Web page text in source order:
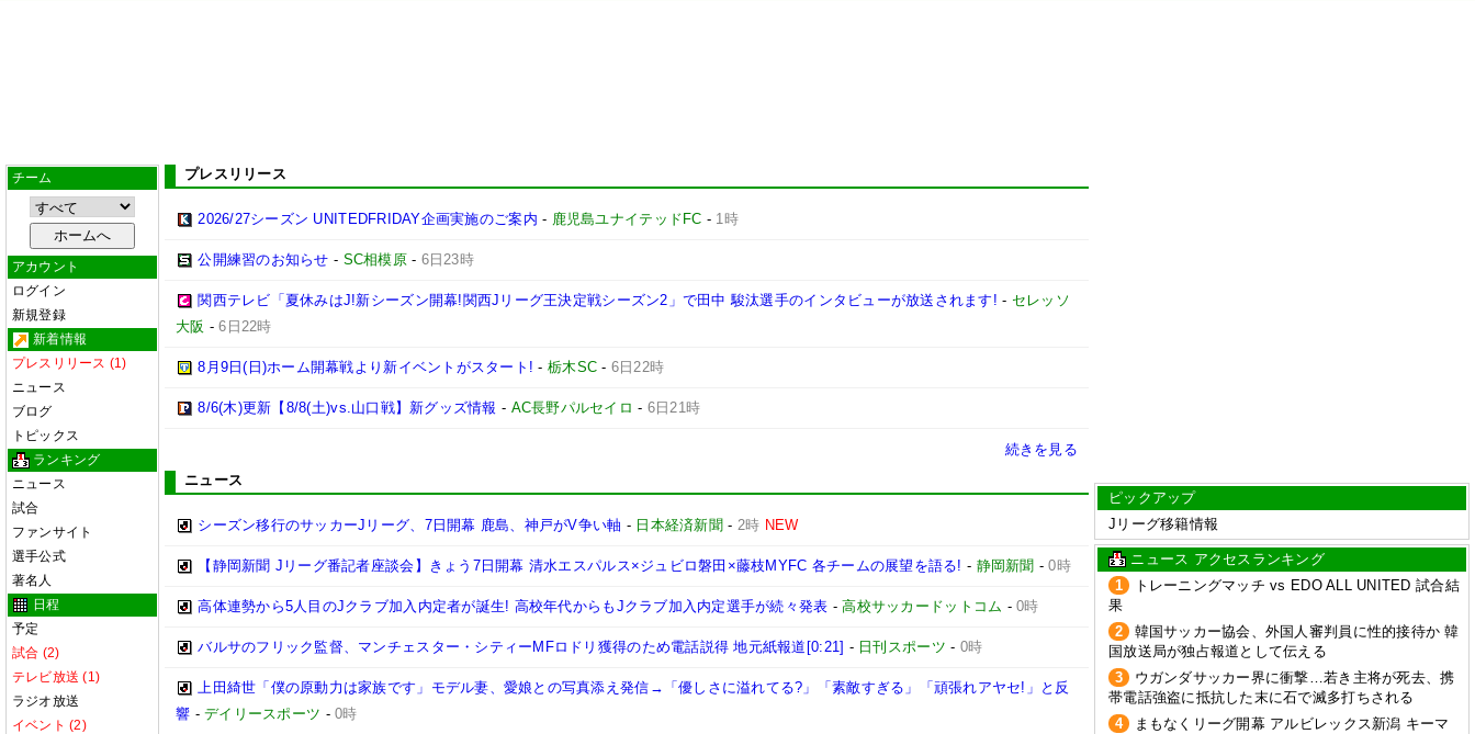
チーム
アカウント
ログイン
新規登録
新着情報
プレスリリース (1)
ニュース
ブログ
トピックス
ランキング
ニュース
試合
ファンサイト
選手公式
著名人
日程
予定
試合 (2)
テレビ放送 (1)
ラジオ放送
イベント (2)
プレスリリース
2026/27シーズン UNITEDFRIDAY企画実施のご案内 - 鹿児島ユナイテッドFC - 1時
公開練習のお知らせ - SC相模原- 6日23時
関西テレビ「夏休みはJ!新シーズン開幕!関西Jリーグ王決定戦シーズン2」で田中 駿汰選手のインタビューが放送されます! - セレッソ
大阪 -6日22時
8月9日(日)ホーム開幕戦より新イベントがスタート! -栃木SC - 6日22時
8/6(木)更新【8/8(土)vs.山口戦】新グッズ情報 - AC長野パルセイロ - 6日21時
続きを見る
ニュース
シーズン移行のサッカーJリーグ、7日開幕 鹿島、神戸がV争い軸 - 日本経済新聞 - 2時 NEW
【静岡新聞 Jリーグ番記者座談会】きょう7日開幕 清水エスパルス×ジュビロ磐田×藤枝MYFC 各チームの展望を語る! - 静岡新聞 -0時
高体連勢から5人目のJクラブ加入内定者が誕生! 高校年代からもJクラブ加入内定選手が続々発表 -高校サッカードットコム -0時
バルサのフリック監督、マンチェスター・シティーMFロドリ獲得のため電話説得 地元紙報道[0:21] - 日刊スポーツ - 0時
上田綺世「僕の原動力は家族です」モデル妻、愛娘との写真添え発信→「優しさに溢れてる?」「素敵すぎる」「頑張れアヤセ!」と反
響 -デイリースポーツ -0時
ピックアップ
Jリーグ移籍情報
ニュース アクセスランキング
1
トレーニングマッチ vs EDO ALL UNITED 試合結
果
2
韓国サッカー協会、外国人審判員に性的接待か 韓
国放送局が独占報道として伝える
3
ウガンダサッカー界に衝撃…若き主将が死去、携
帯電話強盗に抵抗した末に石で滅多打ちされる
4
まもなくリーグ開幕 アルビレックス新潟 キーマ